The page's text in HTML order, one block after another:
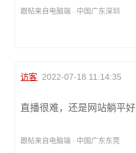
跟帖来自电脑端 · 中国广东深圳
访客 2022-07-18 11:14:35
直播很难，还是网站躺平好
跟帖来自电脑端 · 中国广东东莞